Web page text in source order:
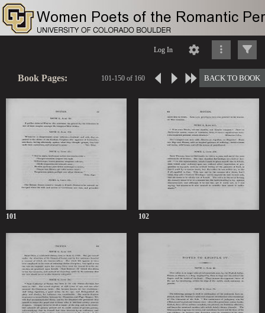
Log In
Book Pages: BACK TO BOOK
101-150 of 160
101 102